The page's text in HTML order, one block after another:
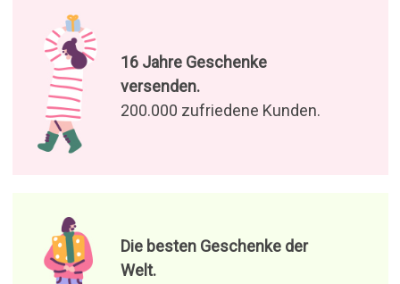
16 Jahre Geschenke
versenden.
200.000 zufriedene Kunden.
Die besten Geschenke der
Welt.